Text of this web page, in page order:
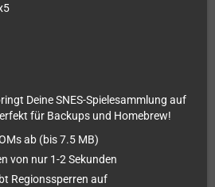
Deine SNES-Spielesammlung auf
für Backups und Homebrew!
ab (bis 7.5 MB)
von nur 1-2 Sekunden
Regionssperren auf